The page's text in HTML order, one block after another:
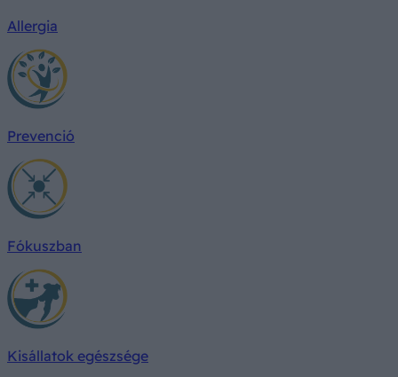
Allergia
Prevenció
Fókuszban
Kisállatok egészsége